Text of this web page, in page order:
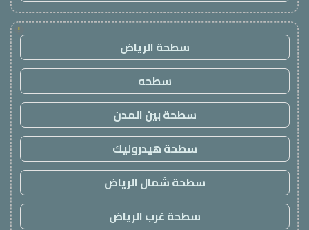
!
سطحة الرياض
سطحه
سطحة بين المدن
سطحة هيدروليك
سطحة شمال الرياض
سطحة غرب الرياض